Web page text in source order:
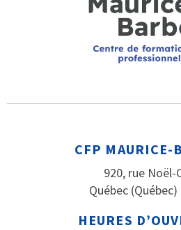
CFP MAURICE-
920, rue Noël-
Québec (Québec)
HEURES